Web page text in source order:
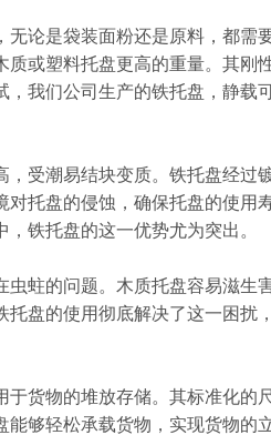
无论是袋装面粉还是原料，都需
质或塑料托盘更高的重量。其刚
我们公司生产的铁托盘，静载
，受潮易结块变质。铁托盘经过
对托盘的侵蚀，确保托盘的使用
铁托盘的这一优势尤为突出。​
虫蛀的问题。木质托盘容易滋生
盘的使用彻底解决了这一困扰
货物的堆放存储。其标准化的
能够轻松承载货物，实现货物的